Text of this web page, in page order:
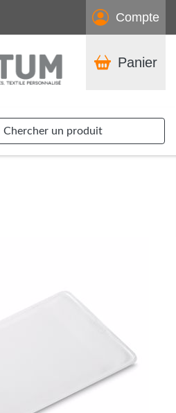
Compte
Panier
Chercher un produit